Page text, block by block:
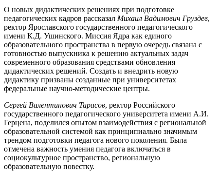
О новых дидактических решениях при подготовке
педагогических кадров рассказал Михаил Вадимович Груздев,
ректор Ярославского государственного педагогического
имени К.Д. Ушинского. Миссия Ядра как единого
образовательного пространства в первую очередь связана с
готовностью выпускника к решению актуальных задач
современного образования средствами обновления
дидактических решений. Создать и внедрить новую
дидактику призваны созданные при университетах
федеральные научно-методические центры.
Сергей Валентинович Тарасов, ректор Российского
государственного педагогического университета имени А.И.
Герцена, поделился опытом взаимодействия с региональной
образовательной системой как принципиально значимым
трендом подготовки педагога нового поколения. Была
отмечена важность умения педагога включаться в
социокультурное пространство, региональную
образовательную повестку.